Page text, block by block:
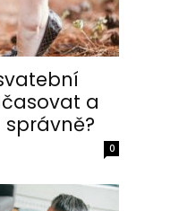
a
0